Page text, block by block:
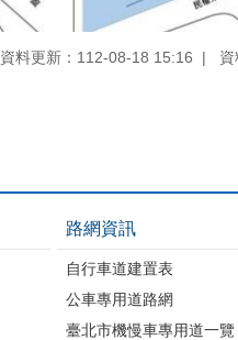
資料更新：112-08-18 15:16
路網資訊
自行車道建置表
公車專用道路網
臺北市機慢車專用道一覽